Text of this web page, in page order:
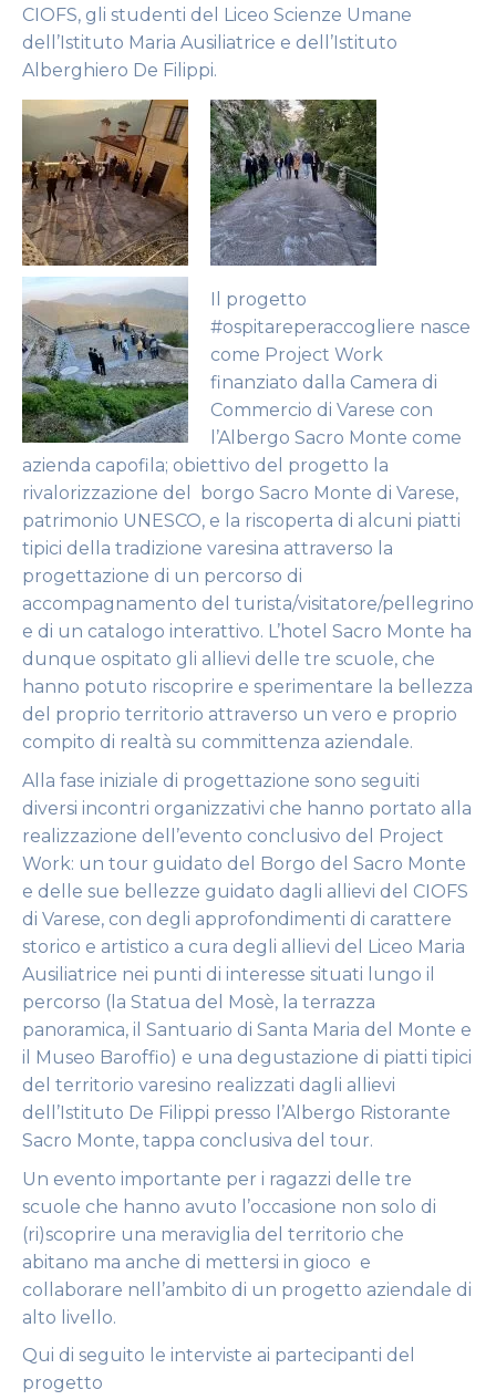
CIOFS, gli studenti del Liceo Scienze Umane
dell’Istituto Maria Ausiliatrice e dell’Istituto
Alberghiero De Filippi.
Il progetto
#ospitareperaccogliere nasce
come Project Work
finanziato dalla Camera di
Commercio di Varese con
l’Albergo Sacro Monte come
azienda capofila; obiettivo del progetto la
rivalorizzazione del borgo Sacro Monte di Varese,
patrimonio UNESCO, e la riscoperta di alcuni piatti
tipici della tradizione varesina attraverso la
progettazione di un percorso di
accompagnamento del turista/visitatore/pellegrino
e di un catalogo interattivo. L’hotel Sacro Monte ha
dunque ospitato gli allievi delle tre scuole, che
hanno potuto riscoprire e sperimentare la bellezza
del proprio territorio attraverso un vero e proprio
compito di realtà su committenza aziendale.
Alla fase iniziale di progettazione sono seguiti
diversi incontri organizzativi che hanno portato alla
realizzazione dell’evento conclusivo del Project
Work: un tour guidato del Borgo del Sacro Monte
e delle sue bellezze guidato dagli allievi del CIOFS
di Varese, con degli approfondimenti di carattere
storico e artistico a cura degli allievi del Liceo Maria
Ausiliatrice nei punti di interesse situati lungo il
percorso (la Statua del Mosè, la terrazza
panoramica, il Santuario di Santa Maria del Monte e
il Museo Baroffio) e una degustazione di piatti tipici
del territorio varesino realizzati dagli allievi
dell’Istituto De Filippi presso l’Albergo Ristorante
Sacro Monte, tappa conclusiva del tour.
Un evento importante per i ragazzi delle tre
scuole che hanno avuto l’occasione non solo di
(ri)scoprire una meraviglia del territorio che
abitano ma anche di mettersi in gioco e
collaborare nell’ambito di un progetto aziendale di
alto livello.
Qui di seguito le interviste ai partecipanti del
progetto